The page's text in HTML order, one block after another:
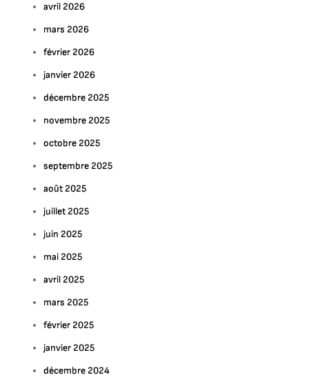
avril 2026
mars 2026
février 2026
janvier 2026
décembre 2025
novembre 2025
octobre 2025
septembre 2025
août 2025
juillet 2025
juin 2025
mai 2025
avril 2025
mars 2025
février 2025
janvier 2025
décembre 2024